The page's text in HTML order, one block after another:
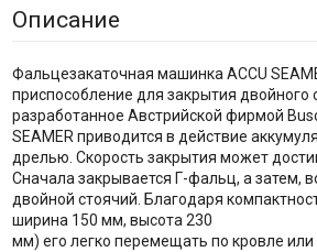
Описание
Фальцезакаточная машинка ACCU
приспособление для закрытия двойного
разработанное Австрийской фирмой
SEAMER приводится в действие
дрелью. Скорость закрытия может
Сначала закрывается Г-фальц, а затем,
двойной стоячий. Благодаря
ширина 150 мм, высота 230
мм) его легко перемещать по кровле или